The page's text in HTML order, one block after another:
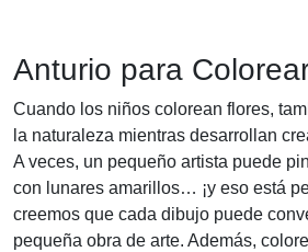
Anturio para
Cuando los niños colorean flores,
la naturaleza mientras desarrollan
A veces, un pequeño artista puede
con lunares amarillos… ¡y eso está
creemos que cada dibujo puede
pequeña obra de arte. Además,